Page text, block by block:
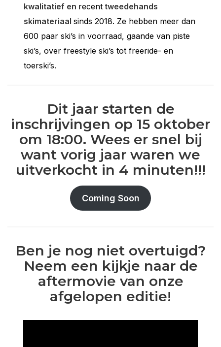
kwalitatief en recent tweedehands
skimateriaalsinds 2018. Ze hebben meer dan
600 paar ski’s in voorraad, gaande van piste
ski’s, over freestyle ski’s tot freeride- en
toerski’s.
Dit jaar starten de
inschrijvingen op 15 oktober
om 18:00. Wees er snel bij
want vorig jaar waren we
uitverkocht in 4 minuten!!!
Coming Soon
Ben je nog niet overtuigd?
Neem een kijkje naar de
aftermovie van onze
afgelopen editie!